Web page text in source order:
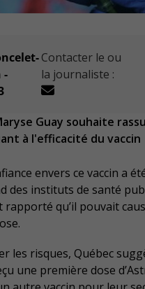
-
Contacter le ou
la journaliste :
Guay souhaite
à l'efficacité du vaccin
envers ce vaccin a
des instituts de santé
qu’il pouvait
les risques, Québec
une première dose